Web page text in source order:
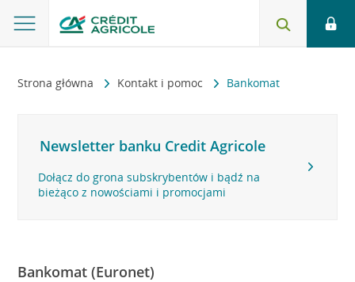
Strona główna Kontakt i pomoc Bankomat
Newsletter banku Credit Agricole
Dołącz do grona subskrybentów i bądź na
bieżąco z nowościami i promocjami
Bankomat (Euronet)